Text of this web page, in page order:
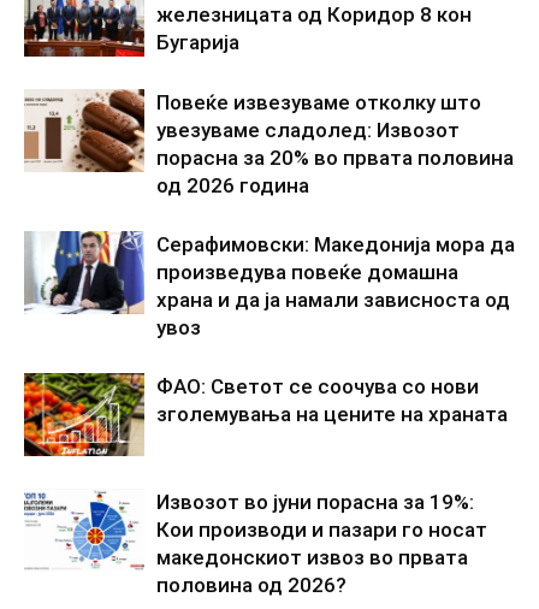
железницата од Коридор 8 кон
Бугарија
Повеќе извезуваме отколку што
увезуваме сладолед: Извозот
порасна за 20% во првата половина
од 2026 година
Серафимовски: Македонија мора да
произведува повеќе домашна
храна и да ја намали зависноста од
увоз
ФАО: Светот се соочува со нови
зголемувања на цените на храната
Извозот во јуни порасна за 19%:
Кои производи и пазари го носат
македонскиот извоз во првата
половина од 2026?